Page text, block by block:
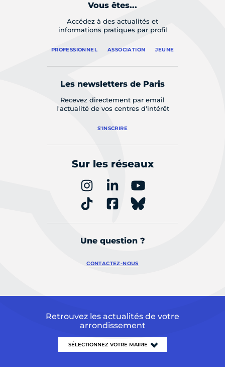
Vous êtes...
Accédez à des actualités et
informations pratiques par profil
PROFESSIONNEL ASSOCIATION JEUNE
Les newsletters de Paris
Recevez directement par email
l'actualité de vos centres d'intérêt
S'INSCRIRE
Sur les réseaux
Une question ?
CONTACTEZ-NOUS
Retrouvez les actualités de votre
arrondissement